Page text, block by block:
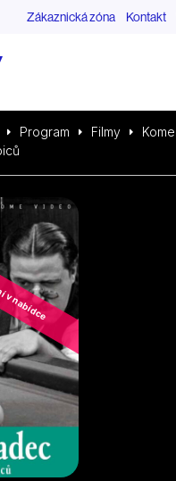
Zákaznická zóna Kontakt
Program Filmy